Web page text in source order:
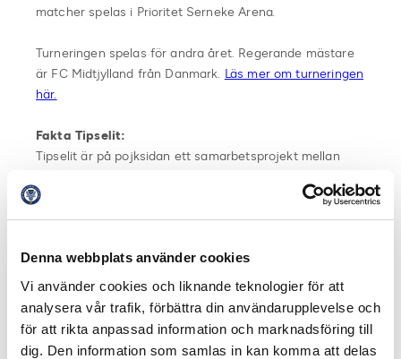
Denna webbplats använder cookies
Vi använder cookies och liknande teknologier för att
analysera vår trafik, förbättra din användarupplevelse och
för att rikta anpassad information och marknadsföring till
dig. Den information som samlas in kan komma att delas
matcher spelas i Prioritet Serneke Arena.
Turneringen spelas för andra året. Regerande mästare
är FC Midtjylland från Danmark. Läs mer om turneringen
här.
Fakta Tipselit:
Tipselit är på pojksidan ett samarbetsprojekt mellan
fotbollens huvudsponsor, och på flicksidan Elitfotboll
Dam, Svenska Fotbollförbundet och Svenska Spel, med
målmedveten satsning på unga talanger. Varje år bidrar
Svenska Spel med tolv miljoner kronor till svensk
ungdomsfotboll, pengar som Svensk Elitfotboll fördelar
ut till de 58 deltagande klubbarna enligt ett
certifieringssystem.